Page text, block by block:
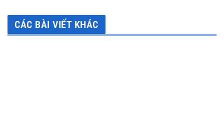
CÁC BÀI VIẾT KHÁC